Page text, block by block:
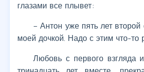
глазами все плывет:
– Антон уже пять лет
моей дочкой. Надо с этим что-то
Любовь с первого взгляда и